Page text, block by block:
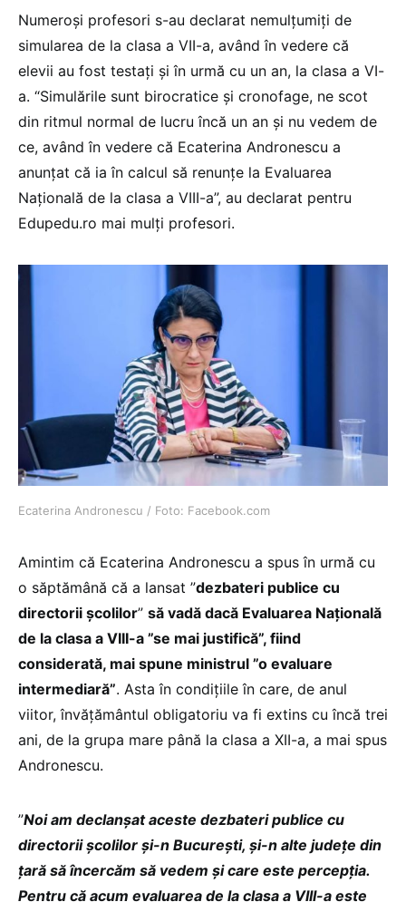
Numeroși profesori s-au declarat nemulțumiți de
simularea de la clasa a VII-a, având în vedere că
elevii au fost testați și în urmă cu un an, la clasa a VI-
a. “Simulările sunt birocratice și cronofage, ne scot
din ritmul normal de lucru încă un an și nu vedem de
ce, având în vedere că Ecaterina Andronescu a
anunțat că ia în calcul să renunțe la Evaluarea
Națională de la clasa a VIII-a”, au declarat pentru
Edupedu.ro mai mulți profesori.
Ecaterina Andronescu / Foto: Facebook.com
Amintim că Ecaterina Andronescu a spus în urmă cu
o săptămână că a lansat ”dezbateri publice cu
directorii școlilor” să vadă dacă Evaluarea Națională
de la clasa a VIII-a ”se mai justifică”, fiind
considerată, mai spune ministrul ”o evaluare
intermediară”. Asta în condițiile în care, de anul
viitor, învățământul obligatoriu va fi extins cu încă trei
ani, de la grupa mare până la clasa a XII-a, a mai spus
Andronescu.
”Noi am declanșat aceste dezbateri publice cu
directorii școlilor și-n București, și-n alte județe din
țară să încercăm să vedem și care este percepția.
Pentru că acum evaluarea de la clasa a VIII-a este